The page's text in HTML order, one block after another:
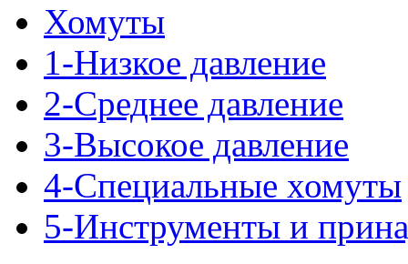
Хомуты
1-Низкое давление
2-Среднее давление
3-Высокое давление
4-Специальные хомуты
5-Инструменты и